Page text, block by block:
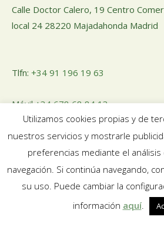
Calle Doctor Calero, 19 Centro
local 24 28220 Majadahonda Madrid
Tlfn: +34 91 196 19 63
Móvil+34 678 68 84 13
Email:pedidosnuosalud@gmail.com
Utilizamos cookies propias y de
nuestros servicios y mostrarle
preferencias mediante el
navegación. Si continúa navegando,
su uso. Puede cambiar la
información aquí.